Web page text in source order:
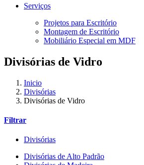
Serviços
Projetos para Escritório
Montagem de Escritório
Mobiliário Especial em MDF
Divisórias de Vidro
Inicio
Divisórias
Divisórias de Vidro
Filtrar
Divisórias
Divisórias de Alto Padrão